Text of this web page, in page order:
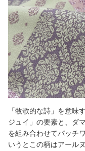
「牧歌的な詩」を意味
ジュイ」の要素と、ダ
を組み合わせてパッチ
いうとこの柄はアール